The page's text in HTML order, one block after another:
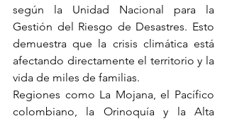
según la Unidad Nacional para la
Gestión del Riesgo de Desastres. Esto
demuestra que la crisis climática está
afectando directamente el territorio y la
vida de miles de familias.
Regiones como La Mojana, el Pacífico
colombiano, la Orinoquía y la Alta